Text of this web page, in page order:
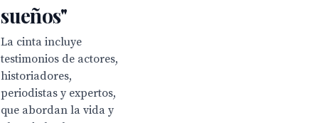
sueños"
La cinta incluye
testimonios de actores,
historiadores,
periodistas y expertos,
que abordan la vida y